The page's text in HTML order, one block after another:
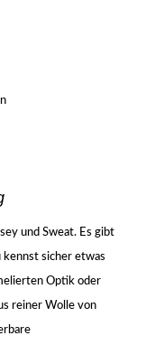
und Sweat. Es gibt
kennst sicher etwas
Optik oder
reiner Wolle von